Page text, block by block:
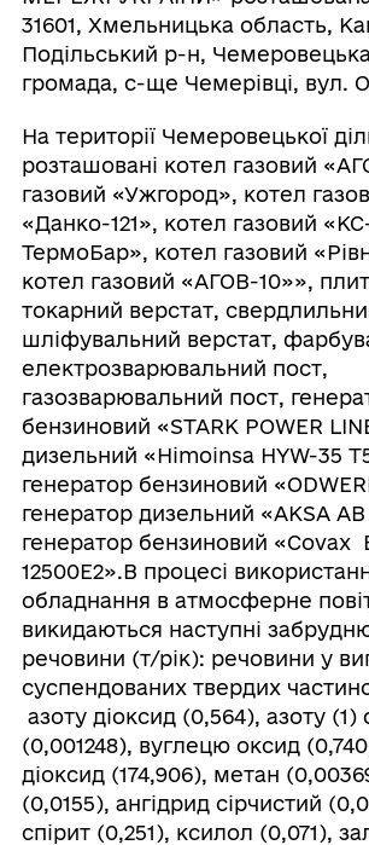
31601, Хмельницька область,
Подільський р-н,
громада, с-ще Чемерівці, вул.
На території Чемеровецької
розташовані котел газовий
газовий «Ужгород», котел
«Данко-121», котел газовий
ТермоБар», котел газовий
котел газовий «АГОВ-10»»,
токарний верстат,
шліфувальний верстат,
електрозварювальний пост,
газозварювальний пост,
бензиновий «STARK POWER
дизельний «Himoinsa HYW-35
генератор бензиновий
генератор дизельний «AKSA AB
генератор бензиновий «Covax
12500E2».В процесі
обладнання в атмосферне
викидаються наступні
речовини (т/рік): речовини у
суспендованих твердих
‌азоту діоксид (0,564), азоту (1)
(0,001248), вуглецю оксид
діоксид (174,906), метан
(0,0155), ангідрид сірчистий
спірит (0,251), ксилол (0,071),